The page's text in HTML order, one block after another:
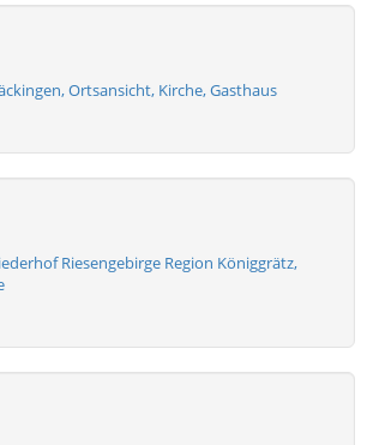
Ortsansicht, Kirche, Gasthaus
Riesengebirge Region Königgrätz,